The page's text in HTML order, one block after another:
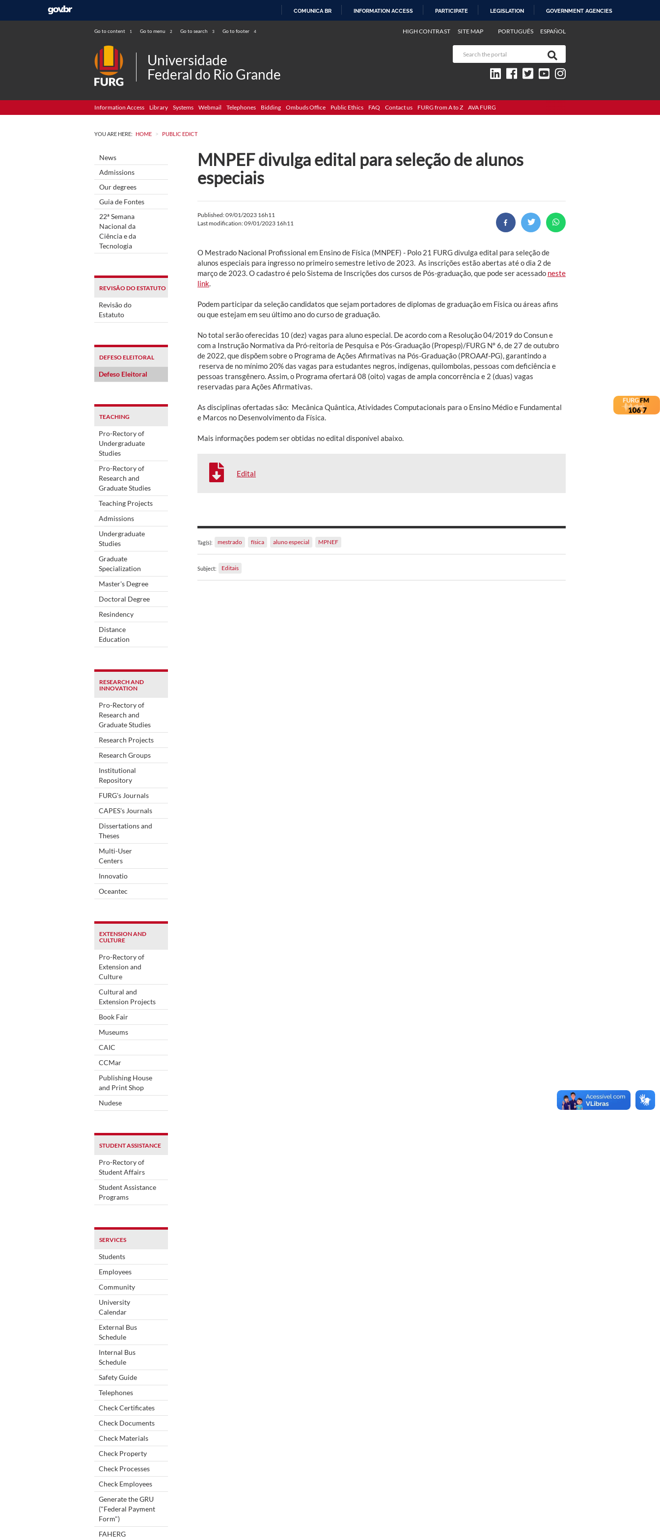
COMUNICA BR INFORMATION ACCESS PARTICIPATE LEGISLATION GOVERNMENT AGENCIES
Go to content 1 Go to menu 2 Go to search 3 Go to footer 4 PORTUGUÊS ESPAÑOL
HIGH CONTRAST SITE MAP
Universidade
Federal do Rio Grande
Information Access Library Systems Webmail Telephones Bidding Ombuds Office Public Ethics FAQ Contact us FURG from A to Z AVA FURG
YOU ARE HERE: HOME > PUBLIC EDICT
News
Admissions
Our degrees
Guia de Fontes
22ª Semana
Nacional da
Ciência e da
Tecnologia
REVISÃO DO ESTATUTO
Revisão do
Estatuto
DEFESO ELEITORAL
Defeso Eleitoral
TEACHING
Pro-Rectory of
Undergraduate
Studies
Pro-Rectory of
Research and
Graduate Studies
Teaching Projects
Admissions
Undergraduate
Studies
Graduate
Specialization
Master's Degree
Doctoral Degree
Resindency
Distance
Education
RESEARCH AND
INNOVATION
Pro-Rectory of
Research and
Graduate Studies
Research Projects
Research Groups
Institutional
Repository
FURG's Journals
CAPES's Journals
Dissertations and
Theses
Multi-User
Centers
Innovatio
Oceantec
EXTENSION AND
CULTURE
Pro-Rectory of
Extension and
Culture
Cultural and
Extension Projects
Book Fair
Museums
CAIC
CCMar
Publishing House
and Print Shop
Nudese
STUDENT ASSISTANCE
Pro-Rectory of
Student Affairs
Student Assistance
Programs
SERVICES
Students
Employees
Community
University
Calendar
External Bus
Schedule
Internal Bus
Schedule
Safety Guide
Telephones
Check Certificates
Check Documents
Check Materials
Check Property
Check Processes
Check Employees
Generate the GRU
("Federal Payment
Form")
FAHERG
MNPEF divulga edital para seleção de alunos
especiais
Published: 09/01/2023 16h11
Last modification: 09/01/2023 16h11
O Mestrado Nacional Profissional em Ensino de Física (MNPEF) - Polo 21 FURG divulga edital para seleção de
alunos especiais para ingresso no primeiro semestre letivo de 2023. As inscrições estão abertas até o dia 2 de
março de 2023. O cadastro é pelo Sistema de Inscrições dos cursos de Pós-graduação, que pode ser acessado neste
link
Podem participar da seleção candidatos que sejam portadores de diplomas de graduação em Física ou áreas afins
ou que estejam em seu último ano do curso de graduação.
No total serão oferecidas 10 (dez) vagas para aluno especial. De acordo com a Resolução 04/2019 do Consun e
com a Instrução Normativa da Pró-reitoria de Pesquisa e Pós-Graduação (Propesp)/FURG Nº 6, de 27 de outubro
de 2022, que dispõem sobre o Programa de Ações Afirmativas na Pós-Graduação (PROAAf-PG), garantindo a
reserva de no mínimo 20% das vagas para estudantes negros, indígenas, quilombolas, pessoas com deficiência e
pessoas transgênero. Assim, o Programa ofertará 08 (oito) vagas de ampla concorrência e 2 (duas) vagas
reservadas para Ações Afirmativas.
As disciplinas ofertadas são: Mecânica Quântica, Atividades Computacionais para o Ensino Médio e Fundamental
e Marcos no Desenvolvimento da Física.
Mais informações podem ser obtidas no edital disponível abaixo.
Edital
Tag(s): mestrado física aluno especial MPNEF
Subject: Editais